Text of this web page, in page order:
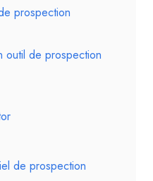
prospection
outil de prospection
de prospection